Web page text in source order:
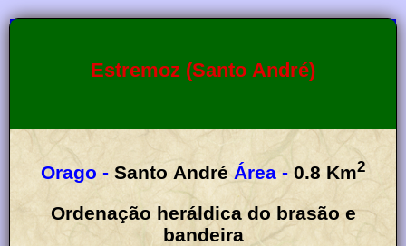
Estremoz (Santo André)
Orago - Santo André Área - 0.8 Km2
Ordenação heráldica do brasão e
bandeira